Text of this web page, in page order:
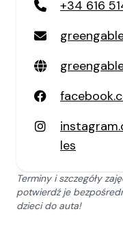
+34 616
les
Terminy i szczegóły
potwierdź je
dzieci do auta!